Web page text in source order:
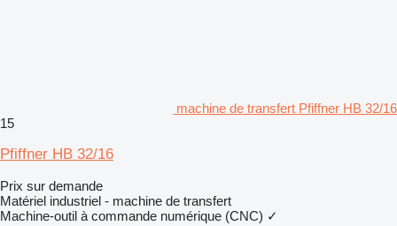
machine de transfert Pfiffner HB 32/16
15
Pfiffner HB 32/16
Prix sur demande
Matériel industriel - machine de transfert
Machine-outil à commande numérique (CNC) ✓